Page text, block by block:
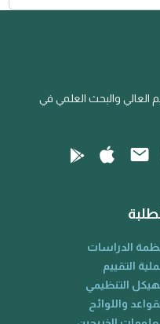
العالي والبحث العلمي في
الدراسات
التقييم
التنظيمي
واللوائح